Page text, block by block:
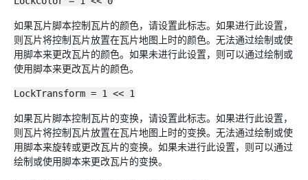
如果瓦片脚本控制瓦片的颜色，请设置此标志。如果进行此设置，
则瓦片将控制瓦片放置在瓦片地图上时的颜色。无法通过绘制或使
用脚本来更改瓦片的颜色。如果未进行此设置，则可以通过绘制或
使用脚本来更改瓦片的颜色。
LockTransform = 1 << 1
如果瓦片脚本控制瓦片的变换，请设置此标志。如果进行此设置，
则瓦片将控制瓦片放置在瓦片地图上时的变换。无法通过绘制或使
用脚本来旋转或更改瓦片的变换。如果未进行此设置，则可以通过
绘制或使用脚本来更改瓦片的变换。